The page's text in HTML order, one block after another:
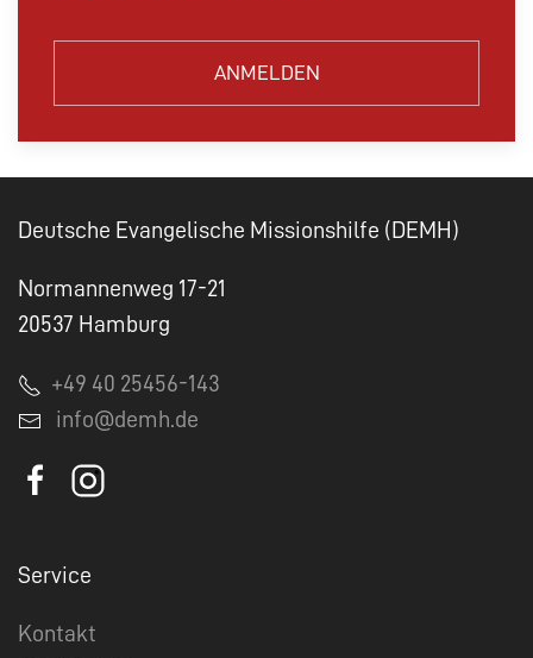
ANMELDEN
Deutsche Evangelische Missionshilfe (DEMH)
Normannenweg 17-21
20537 Hamburg
+49 40 25456-143
info@demh.de
Service
Kontakt